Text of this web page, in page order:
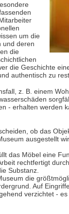
um die
und deren
die
die Geschichte
authentisch zu
z. B. einem
- erhalten werden
ob das
ausgestellt
das Möbel eine
rechtfertigt
Substanz.
die
Auf
verzichtet -